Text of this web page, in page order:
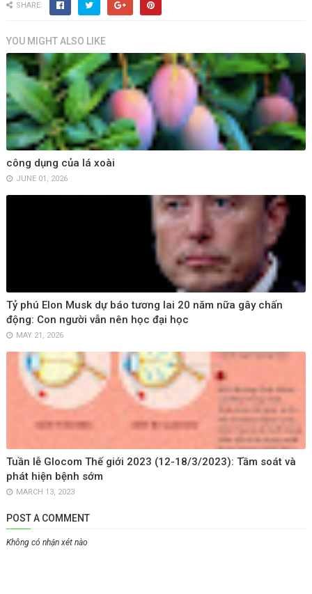
SHARE:
YOU MIGHT ALSO LIKE
công dụng của lá xoài
JUNE 01, 2026
Tỷ phú Elon Musk dự báo tương lai 20 năm nữa gây chấn
động: Con người vẫn nên học đại học
MAY 21, 2026
Tuần lễ Glocom Thế giới 2023 (12-18/3/2023): Tầm soát và
phát hiện bệnh sớm
MARCH 13, 2023
POST A COMMENT
Không có nhận xét nào